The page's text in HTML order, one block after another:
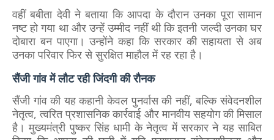
वहीं बबीता देवी ने बताया कि आपदा के दौरान उनका पूरा सामान
नष्ट हो गया था और उन्हें उम्मीद नहीं थी कि इतनी जल्दी उनका घर
दोबारा बन पाएगा। उन्होंने कहा कि सरकार की सहायता से अब
उनका परिवार फिर से सुरक्षित माहौल में रह रहा है।
सैंजी गांव में लौट रही जिंदगी की रौनक
सैंजी गांव की यह कहानी केवल पुनर्वास की नहीं, बल्कि संवेदनशील
नेतृत्व, त्वरित प्रशासनिक कार्रवाई और मानवीय सहयोग की मिसाल
है। मुख्यमंत्री पुष्कर सिंह धामी के नेतृत्व में सरकार ने यह साबित